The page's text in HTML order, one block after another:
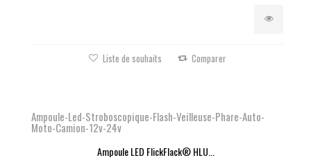
Liste de souhaits Comparer
Ampoule-Led-Stroboscopique-Flash-Veilleuse-Phare-Auto-
Moto-Camion-12v-24v
Ampoule LED FlickFlack® HLU...